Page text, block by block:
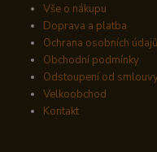
Vše o nákupu
Doprava a platba
Ochrana osobních údajů
Obchodní podmínky
Odstoupení od
Velkoobchod
Kontakt